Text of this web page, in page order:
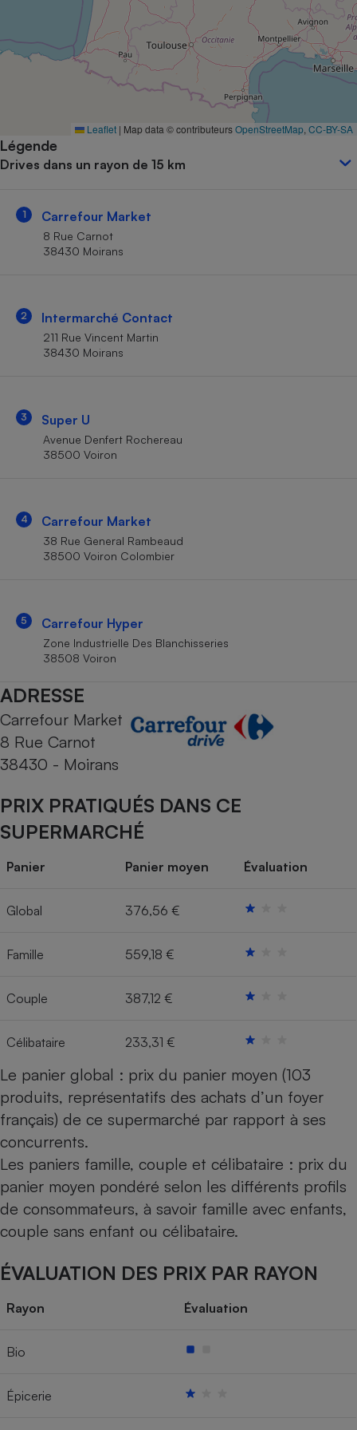
Leaflet | Map data © contributeursOpenStreetMap CC-BY-SA
Légende
Drives dans un rayon de 15 km
1 Carrefour Market
8 Rue Carnot
38430 Moirans
2 Intermarché Contact
211 Rue Vincent Martin
38430 Moirans
3 Super U
Avenue Denfert Rochereau
38500 Voiron
4 Carrefour Market
38 Rue General Rambeaud
38500 Voiron Colombier
5 Carrefour Hyper
Zone Industrielle Des Blanchisseries
38508 Voiron
ADRESSE
Carrefour Market
8 Rue Carnot
38430 - Moirans
PRIX PRATIQUÉS DANS CE
SUPERMARCHÉ
Panier Panier moyen Évaluation
Global 376,56 €
Famille 559,18 €
Couple 387,12 €
Célibataire 233,31 €
Le panier global : prix du panier moyen (103
produits, représentatifs des achats d’un foyer
français) de ce supermarché par rapport à ses
concurrents.
Les paniers famille, couple et célibataire : prix du
panier moyen pondéré selon les différents profils
de consommateurs, à savoir famille avec enfants,
couple sans enfant ou célibataire.
ÉVALUATION DES PRIX PAR RAYON
Rayon Évaluation
Bio
Épicerie
Complément
alimentaire
Assurance emprunteur
Petit électroménager -
Cafetière à expressos
Robot ménager
Mutuelle